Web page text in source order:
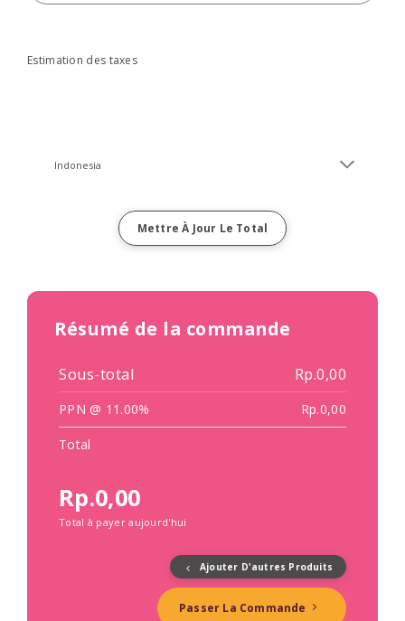
Estimation des taxes
Mettre À Jour Le Total
Résumé de la commande
Sous-total Rp.0,00
PPN @ 11.00% Rp.0,00
Total
Rp.0,00
Total à payer aujourd'hui
Ajouter D'autres Produits
Passer La Commande